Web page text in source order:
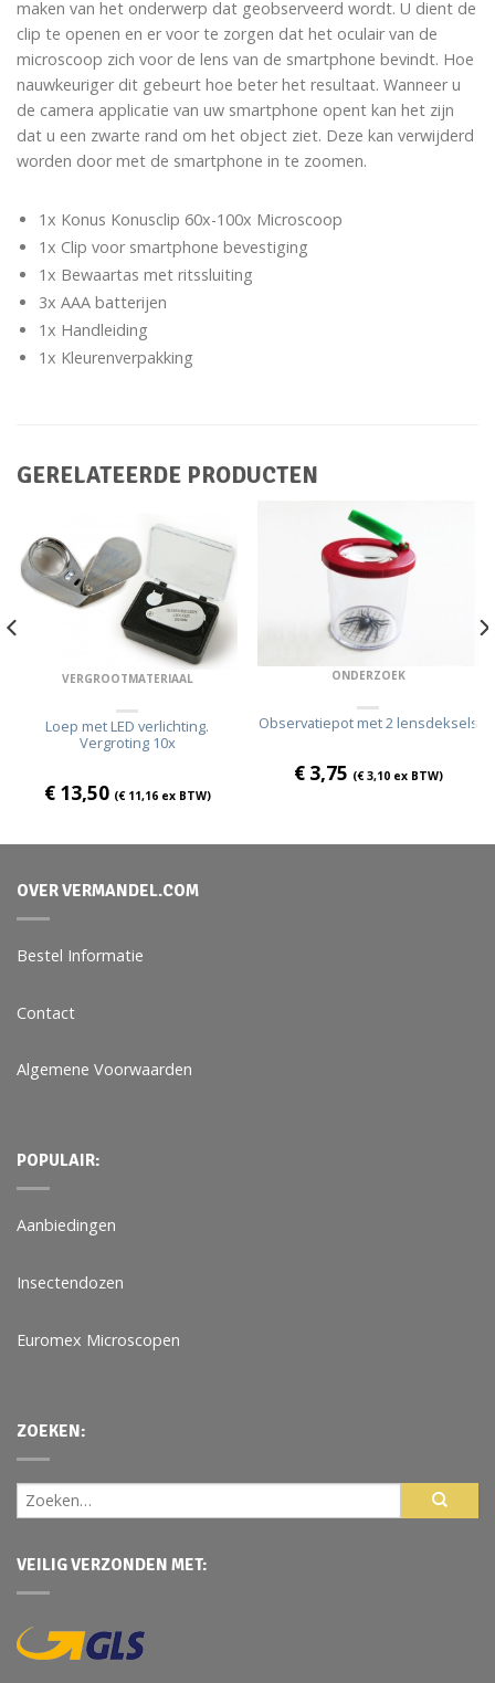
maken van het onderwerp dat geobserveerd wordt. U dient de
clip te openen en er voor te zorgen dat het oculair van de
microscoop zich voor de lens van de smartphone bevindt. Hoe
nauwkeuriger dit gebeurt hoe beter het resultaat. Wanneer u
de camera applicatie van uw smartphone opent kan het zijn
dat u een zwarte rand om het object ziet. Deze kan verwijderd
worden door met de smartphone in te zoomen.
1x Konus Konusclip 60x-100x Microscoop
1x Clip voor smartphone bevestiging
1x Bewaartas met ritssluiting
3x AAA batterijen
1x Handleiding
1x Kleurenverpakking
GERELATEERDE PRODUCTEN
VERGROOTMATERIAAL
Loep met LED verlichting.
Vergroting 10x
€13,50 (€11,16ex BTW)
ONDERZOEK
Observatiepot met 2 lensdeksels
€3,75 (€3,10ex BTW)
OVER VERMANDEL.COM
Bestel Informatie
Contact
Algemene Voorwaarden
POPULAIR:
Aanbiedingen
Insectendozen
Euromex Microscopen
ZOEKEN:
VEILIG VERZONDEN MET: